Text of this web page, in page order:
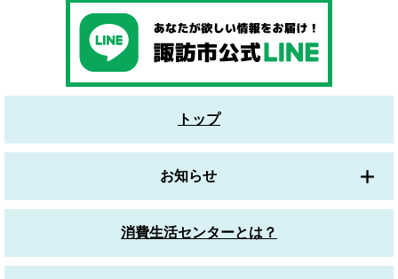
トップ
お知らせ
消費生活センターとは？